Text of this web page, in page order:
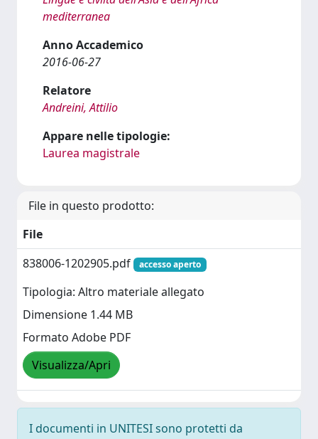
mediterranea
Anno Accademico
2016-06-27
Relatore
Andreini, Attilio
Appare nelle tipologie:
Laurea magistrale
File in questo prodotto:
File
838006-1202905.pdf
accesso aperto
Tipologia: Altro materiale allegato
Dimensione 1.44 MB
Formato Adobe PDF
Visualizza/Apri
I documenti in UNITESI sono protetti da